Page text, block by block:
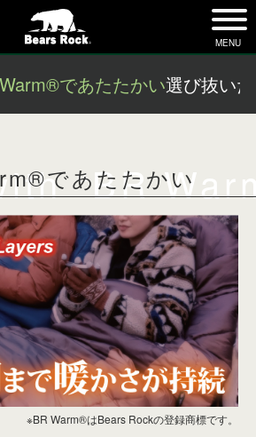
MENU
であたたかい選び抜い
“BR
であたたかい
※BR Warm®はBears Rockの登録商標です。